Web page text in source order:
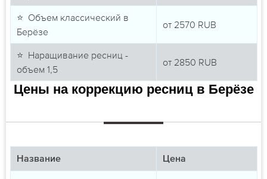
⭐ Объем классический в
Берёзе
от 2570 RUB
⭐ Наращивание ресниц -
объем 1,5
от 2850 RUB
Цены на коррекцию ресниц в Берёзе
Название Цена